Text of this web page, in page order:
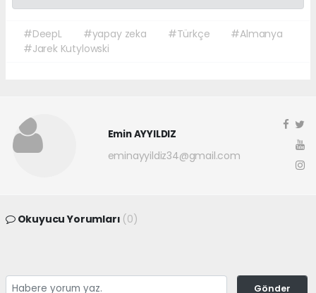
#DeepL #yapay zeka #Türkçe
#Almanya
#Jarek Kutylowski
Emin AYYILDIZ
eminayyildiz34@gmail.com
Okuyucu Yorumları (0)
Gönder